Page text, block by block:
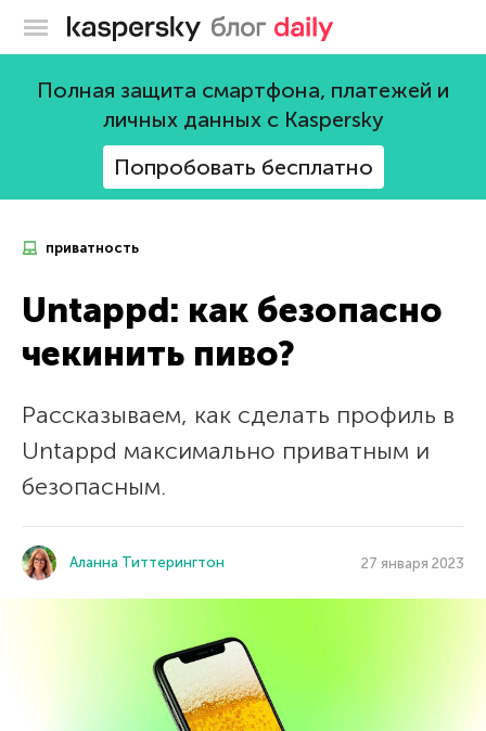
Блог Касперского
Полная защита смартфона, платежей и
личных данных с Kaspersky
Попробовать бесплатно
приватность
Untappd: как безопасно
чекинить пиво?
Рассказываем, как сделать профиль в
Untappd максимально приватным и
безопасным.
Аланна Титтерингтон 27 января 2023